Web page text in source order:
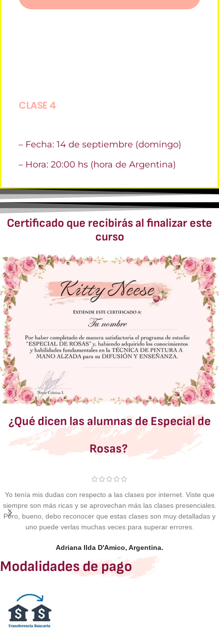
CLASE 4
– Fecha: 14 de septiembre (domingo)
– Hora: 20:00 hs (hora de Argentina)
Certificado que recibirás al finalizar este
curso
¿Qué dicen las alumnas de Especial de
Rosas?
Yo tenía mis dudas con respecto a las clases por internet. Viste que
siempre son más ricas y se aprovechan más las clases presenciales.
Pero, bueno, debo reconocer que estas clases son muy detalladas y
uno puede verlas muchas veces para superar errores.
Adriana Ilda D'Amico, Argentina.
Modalidades de pago